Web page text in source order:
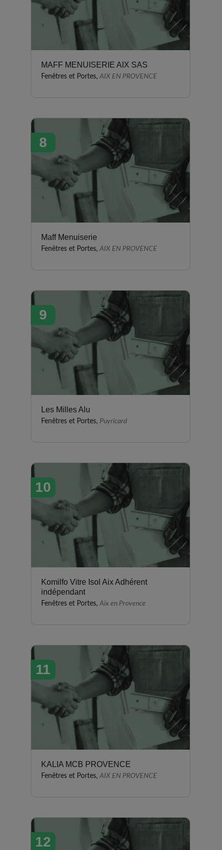
MAFF MENUISERIE AIX SAS
Fenêtres et Portes, AIX EN PROVENCE
8
Maff Menuiserie
Fenêtres et Portes, AIX EN PROVENCE
9
Les Milles Alu
Fenêtres et Portes, Puyricard
10
Komilfo Vitre Isol Aix Adhérent
indépendant
Fenêtres et Portes, Aix en Provence
11
KALIA MCB PROVENCE
Fenêtres et Portes, AIX EN PROVENCE
12